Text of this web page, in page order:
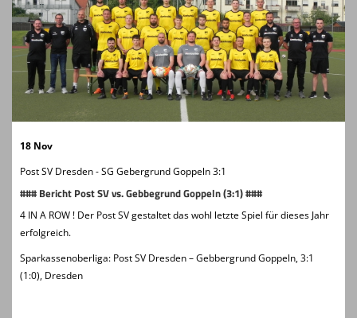
Clubkollektionen
Fanshop
Kontaktformular
Probetraining
18 Nov
Post SV Dresden - SG Gebergrund Goppeln 3:1
### Bericht Post SV vs. Gebbegrund Goppeln (3:1) ###
4 IN A ROW ! Der Post SV gestaltet das wohl letzte Spiel für dieses Jahr
erfolgreich.
Sparkassenoberliga: Post SV Dresden – Gebbergrund Goppeln, 3:1
(1:0), Dresden